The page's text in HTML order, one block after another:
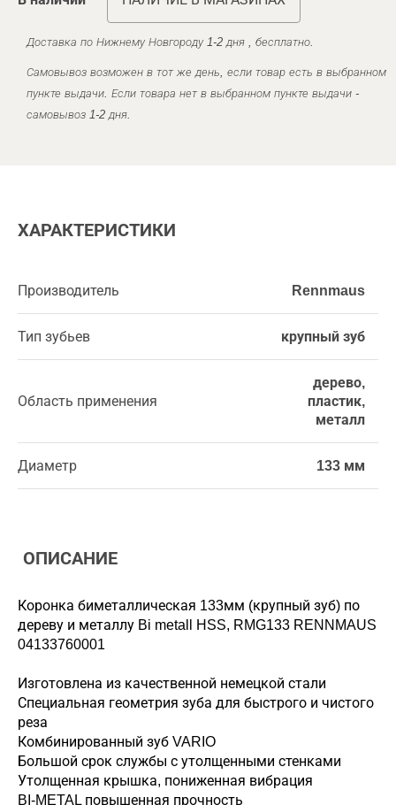
Доставка по Нижнему Новгороду 1-2 дня , бесплатно.
Самовывоз возможен в тот же день, если товар есть в выбранном
пункте выдачи. Если товара нет в выбранном пункте выдачи -
самовывоз 1-2 дня.
ХАРАКТЕРИСТИКИ
Производитель Rennmaus
Тип зубьев крупный зуб
Область применения
дерево,
пластик,
металл
Диаметр 133 мм
ОПИСАНИЕ
Коронка биметаллическая 133мм (крупный зуб) по
дереву и металлу Bi metall HSS, RMG133 RENNMAUS
04133760001
Изготовлена из качественной немецкой стали
Специальная геометрия зуба для быстрого и чистого
реза
Комбинированный зуб VARIO
Большой срок службы с утолщенными стенками
Утолщенная крышка, пониженная вибрация
BI-METAL повышенная прочность